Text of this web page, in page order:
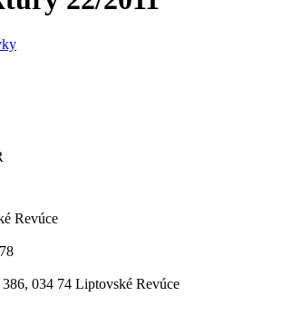
Revúce
386, 034 74 Liptovské Revúce